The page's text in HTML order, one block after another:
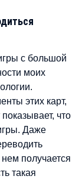
с большой
моих
этих карт,
что
Даже
получается
такая